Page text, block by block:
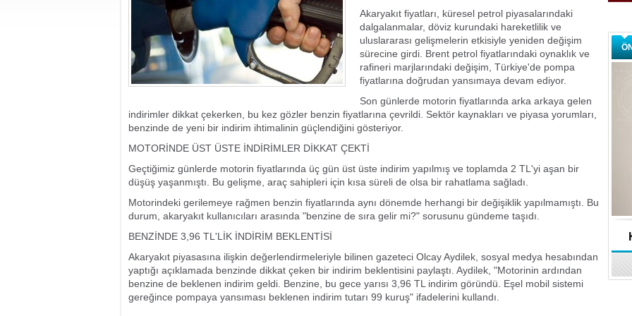
Akaryakıt fiyatları, küresel petrol piyasalarındaki
dalgalanmalar, döviz kurundaki hareketlilik ve
uluslararası gelişmelerin etkisiyle yeniden değişim
sürecine girdi. Brent petrol fiyatlarındaki oynaklık ve
rafineri marjlarındaki değişim, Türkiye'de pompa
fiyatlarına doğrudan yansımaya devam ediyor.
Son günlerde motorin fiyatlarında arka arkaya gelen
indirimler dikkat çekerken, bu kez gözler benzin fiyatlarına çevrildi. Sektör kaynakları ve piyasa yorumları,
benzinde de yeni bir indirim ihtimalinin güçlendiğini gösteriyor.
MOTORİNDE ÜST ÜSTE İNDİRİMLER DİKKAT ÇEKTİ
Geçtiğimiz günlerde motorin fiyatlarında üç gün üst üste indirim yapılmış ve toplamda 2 TL'yi aşan bir
düşüş yaşanmıştı. Bu gelişme, araç sahipleri için kısa süreli de olsa bir rahatlama sağladı.
Motorindeki gerilemeye rağmen benzin fiyatlarında aynı dönemde herhangi bir değişiklik yapılmamıştı. Bu
durum, akaryakıt kullanıcıları arasında "benzine de sıra gelir mi?" sorusunu gündeme taşıdı.
BENZİNDE 3,96 TL'LİK İNDİRİM BEKLENTİSİ
Akaryakıt piyasasına ilişkin değerlendirmeleriyle bilinen gazeteci Olcay Aydilek, sosyal medya hesabından
yaptığı açıklamada benzinde dikkat çeken bir indirim beklentisini paylaştı. Aydilek, "Motorinin ardından
benzine de beklenen indirim geldi. Benzine, bu gece yarısı 3,96 TL indirim göründü. Eşel mobil sistemi
gereğince pompaya yansıması beklenen indirim tutarı 99 kuruş" ifadelerini kullandı.